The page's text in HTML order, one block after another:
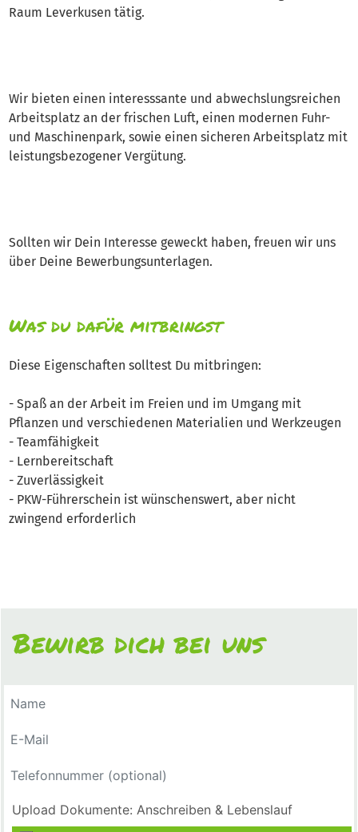
Raum Leverkusen tätig.
Wir bieten einen interesssante und abwechslungsreichen
Arbeitsplatz an der frischen Luft, einen modernen Fuhr-
und Maschinenpark, sowie einen sicheren Arbeitsplatz mit
leistungsbezogener Vergütung.
Sollten wir Dein Interesse geweckt haben, freuen wir uns
über Deine Bewerbungsunterlagen.
Was du dafür mitbringst
Diese Eigenschaften solltest Du mitbringen:
- Spaß an der Arbeit im Freien und im Umgang mit
Pflanzen und verschiedenen Materialien und Werkzeugen
- Teamfähigkeit
- Lernbereitschaft
- Zuverlässigkeit
- PKW-Führerschein ist wünschenswert, aber nicht
zwingend erforderlich
Bewirb dich bei uns